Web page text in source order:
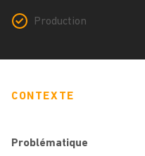
Production
CONTEXTE
Problématique